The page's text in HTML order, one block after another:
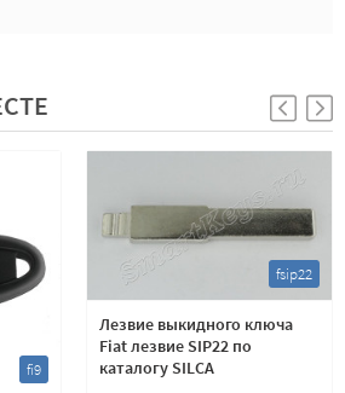
fi9
fsip22
Лезвие выкидного ключа
Fiat лезвие SIP22 по
каталогу SILCA